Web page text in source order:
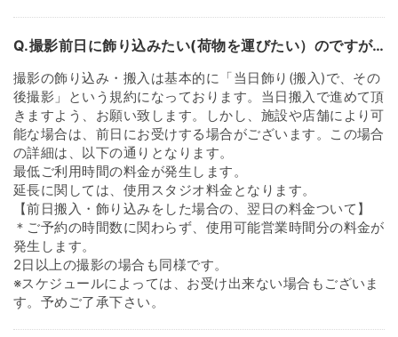
Q.撮影前日に飾り込みたい(荷物を運びたい）のですが…
撮影の飾り込み・搬入は基本的に「当日飾り(搬入)で、その
後撮影」という規約になっております。当日搬入で進めて頂
きますよう、お願い致します。しかし、施設や店舗により可
能な場合は、前日にお受けする場合がございます。この場合
の詳細は、以下の通りとなります。
最低ご利用時間の料金が発生します。
延長に関しては、使用スタジオ料金となります。
【前日搬入・飾り込みをした場合の、翌日の料金ついて】
＊ご予約の時間数に関わらず、使用可能営業時間分の料金が
発生します。
2日以上の撮影の場合も同様です。
※スケジュールによっては、お受け出来ない場合もございま
す。予めご了承下さい。